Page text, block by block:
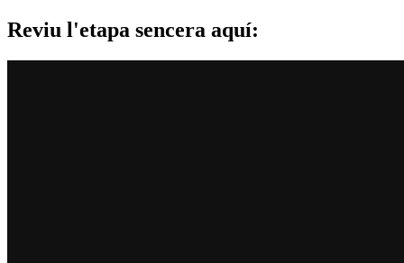
Reviu l'etapa sencera aquí: